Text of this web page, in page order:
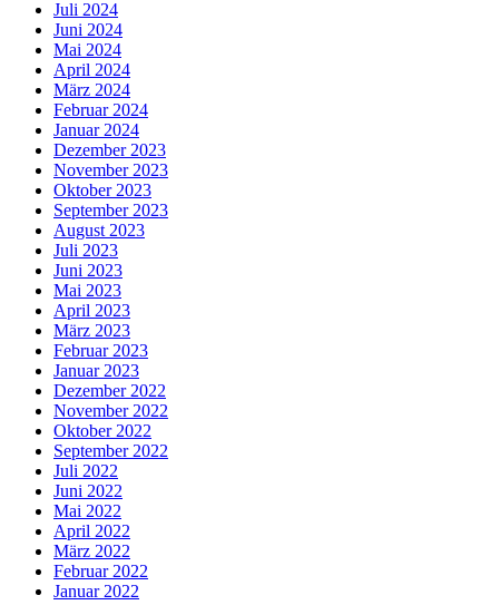
Juli 2024
Juni 2024
Mai 2024
April 2024
März 2024
Februar 2024
Januar 2024
Dezember 2023
November 2023
Oktober 2023
September 2023
August 2023
Juli 2023
Juni 2023
Mai 2023
April 2023
März 2023
Februar 2023
Januar 2023
Dezember 2022
November 2022
Oktober 2022
September 2022
Juli 2022
Juni 2022
Mai 2022
April 2022
März 2022
Februar 2022
Januar 2022